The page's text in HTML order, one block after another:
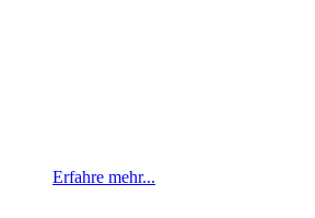
Erfahre mehr...